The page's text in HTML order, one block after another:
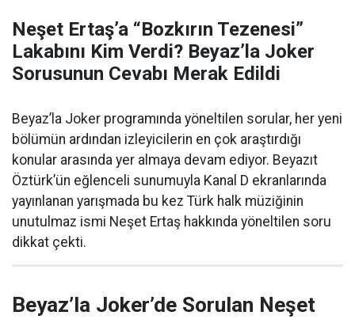
Neşet Ertaş’a “Bozkırın Tezenesi”
Lakabını Kim Verdi? Beyaz’la Joker
Sorusunun Cevabı Merak Edildi
Beyaz’la Joker programında yöneltilen sorular, her yeni
bölümün ardından izleyicilerin en çok araştırdığı
konular arasında yer almaya devam ediyor. Beyazıt
Öztürk’ün eğlenceli sunumuyla Kanal D ekranlarında
yayınlanan yarışmada bu kez Türk halk müziğinin
unutulmaz ismi Neşet Ertaş hakkında yöneltilen soru
dikkat çekti.
Beyaz’la Joker’de Sorulan Neşet